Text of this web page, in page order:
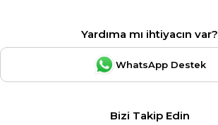
Yardıma mı ihtiyacın var?
WhatsApp Destek
Bizi Takip Edin